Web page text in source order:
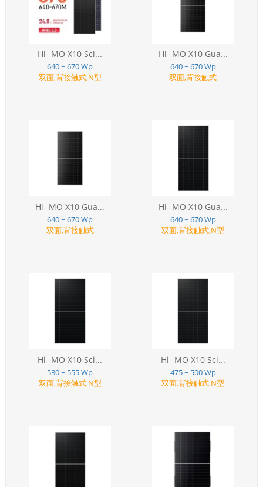
Hi- MO X10 Sci...
640 ~ 670 Wp
双面,背接触式,N型
Hi- MO X10 Gua...
640 ~ 670 Wp
双面,背接触式
Hi- MO X10 Gua...
640 ~ 670 Wp
双面,背接触式
Hi- MO X10 Gua...
640 ~ 670 Wp
双面,背接触式,N型
Hi- MO X10 Sci...
530 ~ 555 Wp
双面,背接触式,N型
Hi- MO X10 Sci...
475 ~ 500 Wp
双面,背接触式,N型